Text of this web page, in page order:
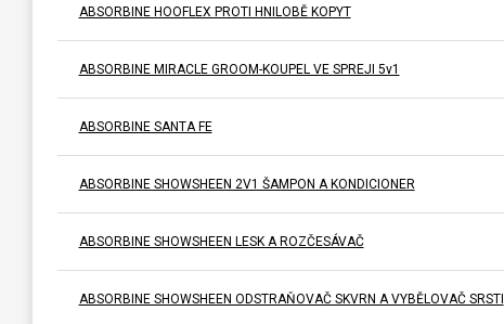
ABSORBINE HOOFLEX PROTI HNILOBĚ KOPYT
ABSORBINE MIRACLE GROOM-KOUPEL VE SPREJI 5v1
ABSORBINE SANTA FE
ABSORBINE SHOWSHEEN 2V1 ŠAMPON A KONDICIONER
ABSORBINE SHOWSHEEN LESK A ROZČESÁVAČ
ABSORBINE SHOWSHEEN ODSTRAŇOVAČ SKVRN A VYBĚLOVAČ SRSTI